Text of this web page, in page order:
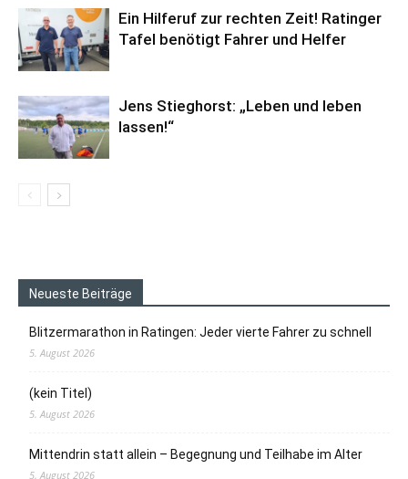
Ein Hilferuf zur rechten Zeit! Ratinger
Tafel benötigt Fahrer und Helfer
Jens Stieghorst: „Leben und leben
lassen!“
Neueste Beiträge
Blitzermarathon in Ratingen: Jeder vierte Fahrer zu schnell
5. August 2026
(kein Titel)
5. August 2026
Mittendrin statt allein – Begegnung und Teilhabe im Alter
5. August 2026